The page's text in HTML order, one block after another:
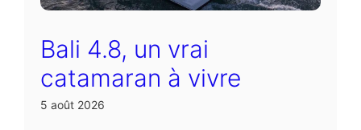
Bali 4.8, un vrai
catamaran à vivre
5 août 2026